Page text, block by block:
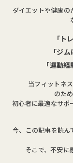
ダイエットや健康
「ト
「ジ
「運動
当フィットネ
のた
初心者に最適なサポ
今、この記事を読ん
そこで、不安に